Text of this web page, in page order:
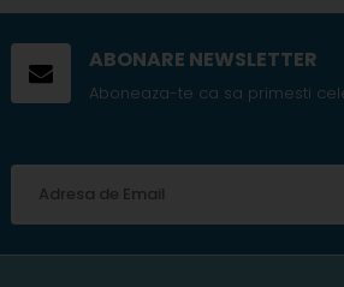
ABONARE NEWSLETTER
Aboneaza-te ca sa primesti